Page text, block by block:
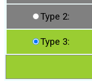
Type 2:
Type 3: